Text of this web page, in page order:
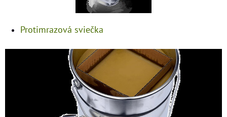
Protimrazová sviečka